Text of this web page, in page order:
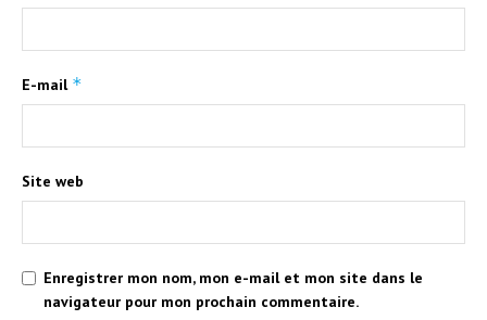
E-mail *
Site web
Enregistrer mon nom, mon e-mail et mon site dans le
navigateur pour mon prochain commentaire.